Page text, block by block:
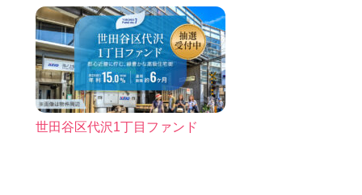
世田谷区代沢1丁目ファンド